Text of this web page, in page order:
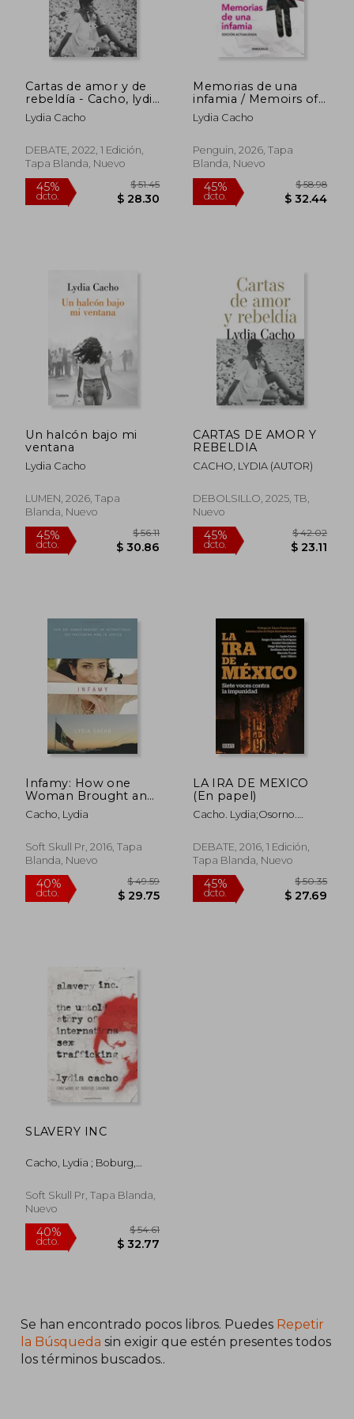
dcto.
45%
dcto.
Cartas de amor y de
rebeldía - Cacho, lydia
- Libro Físico
Lydia Cacho
DEBATE, 2022, 1 Edición,
Tapa Blanda, Nuevo
45%
dcto. $ 28.30
Memorias de una
infamia / Memoirs of
an Infamy
Lydia Cacho
Penguin, 2026, Tapa
Blanda, Nuevo
45%
dcto.
Un halcón bajo mi
ventana
Lydia Cacho
LUMEN, 2026, Tapa
Blanda, Nuevo
dcto. $ 30.86
CARTAS DE AMOR Y
REBELDIA
CACHO, LYDIA (AUTOR)
DEBOLSILLO, 2025, TB,
Nuevo
Infamy: How one
Woman Brought an
International sex
Trafficking Ring to
Cacho, Lydia
Soft Skull Pr, 2016, Tapa
Blanda, Nuevo
LA IRA DE MEXICO
(En papel)
Cacho. Lydia;Osorno.
DEBATE, 2016, 1 Edición,
Tapa Blanda, Nuevo
SLAVERY INC
Cacho, Lydia ; Boburg,
Soft Skull Pr, Tapa Blanda,
Nuevo
Se han encontrado pocos libros. Puedes Repetir
la Búsqueda sin exigir que estén presentes todos
los términos buscados..